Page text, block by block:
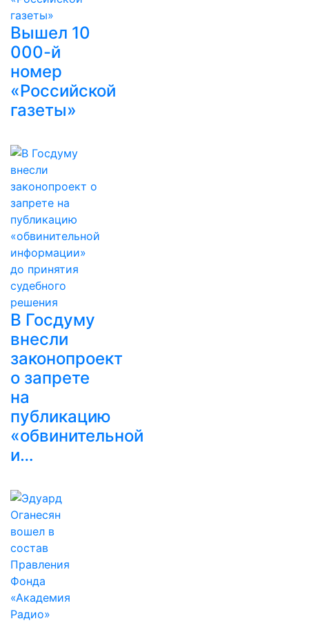
Вышел 10
000-й
номер
«Российской
газеты»
В Госдуму
внесли
законопроект
о запрете
на
публикацию
«обвинительной
и…